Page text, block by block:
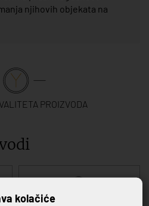
njihovih objekata na
PROIZVODA
kolačiće